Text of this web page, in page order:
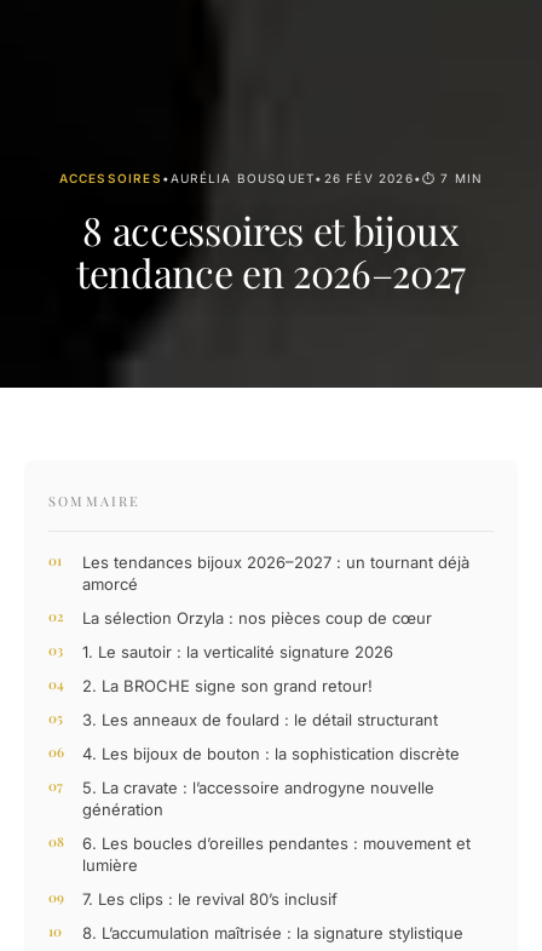
ACCESSOIRES •AURÉLIA BOUSQUET• 26 FÉV 2026•⏱ 7 MIN
8 accessoires et bijoux
tendance en 2026–2027
SOMMAIRE
Les tendances bijoux 2026–2027 : un tournant déjà
amorcé
La sélection Orzyla : nos pièces coup de cœur
1. Le sautoir : la verticalité signature 2026
2. La BROCHE signe son grand retour!
3. Les anneaux de foulard : le détail structurant
4. Les bijoux de bouton : la sophistication discrète
5. La cravate : l’accessoire androgyne nouvelle
génération
6. Les boucles d’oreilles pendantes : mouvement et
lumière
7. Les clips : le revival 80’s inclusif
8. L’accumulation maîtrisée : la signature stylistique